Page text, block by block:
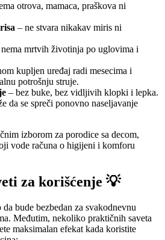
otrova, mamaca, praškova ni
– ne stvara nikakav miris ni
mrtvih životinja po uglovima i
kupljen uređaj radi mesecima i
potrošnju struje.
– bez buke, bez vidljivih klopki i lepka.
da se spreči ponovno naseljavanje
izborom za porodice sa decom,
vode računa o higijeni i komforu
za korišćenje 💡
bude bezbedan za svakodnevnu
Međutim, nekoliko praktičnih saveta
maksimalan efekat kada koristite